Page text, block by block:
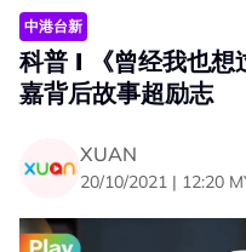
中港台新
科普 I 《曾经我也想
嘉背后故事超励志
XUAN
20/10/2021 | 12:20